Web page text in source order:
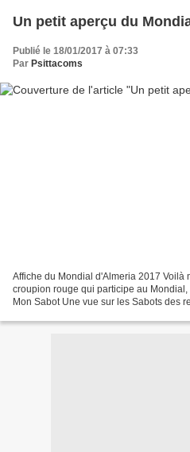
Un petit aperçu du
Publié le 18/01/2017 à 07:33
Par Psittacoms
Affiche du Mondial d'Almeria 2017 Voilà
croupion rouge qui participe au
Mon Sabot Une vue sur les Sabots des